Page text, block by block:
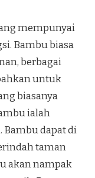
mempunyai
Bambu biasa
berbagai
untuk
biasanya
ialah
Bambu dapat di
taman
akan nampak